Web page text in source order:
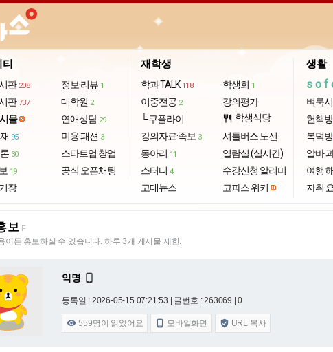
판 208
판 737
물
95
30
19
장
정보·리뷰 1
대학원 2
연애상담 29
미용·패션 3
스타트업·창업
공식 오픈채팅
재학생
학과 TALK 118
이중전공 2
└ 쿠플라이
강의자료·족보 3
동아리 11
스터디 4
고대뉴스
학생회 1
강의평가
restaurant 학생식당
셔틀버스 노선
열람실 (실시간)
수강신청 알리미
고파스 위키
생활
벼룩
헌책방
복덕방
알바·
여행·
자취·
보 F
이든 홍보하실 수 있습니다. 하루 3개 게시물 제한.
익명 
등록일 : 2026-05-15 07:21:53 | 글번호 : 263069 | 0
 559명이 읽었어요  모바일화면  URL 복사